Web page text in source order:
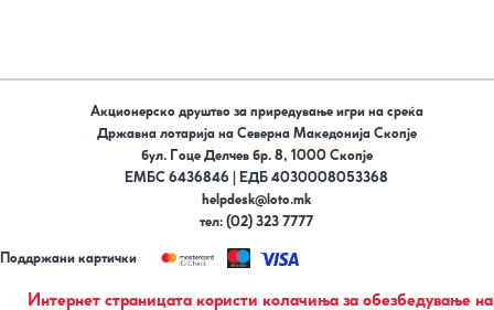
Интернет страницата користи колачиња за обезбедување на
Акционерско друштво за приредување игри на среќа
Државна лотарија на Северна Македонија Скопје
бул. Гоце Делчев бр. 8, 1000 Скопје
ЕМБС 6436846 | ЕДБ 4030008053368
helpdesk@loto.mk
тел: (02) 323 7777
Поддржани картички